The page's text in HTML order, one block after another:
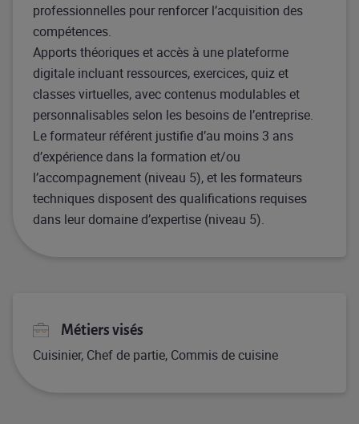
professionnelles pour renforcer l’acquisition des
compétences.
Apports théoriques et accès à une plateforme
digitale incluant ressources, exercices, quiz et
classes virtuelles, avec contenus modulables et
personnalisables selon les besoins de l’entreprise.
Le formateur référent justifie d’au moins 3 ans
d’expérience dans la formation et/ou
l’accompagnement (niveau 5), et les formateurs
techniques disposent des qualifications requises
dans leur domaine d’expertise (niveau 5).
Métiers visés
Cuisinier, Chef de partie, Commis de cuisine